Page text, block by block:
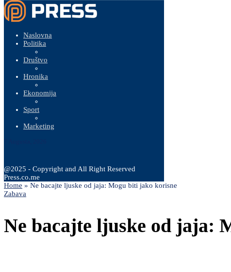
Naslovna
Politika
Društvo
Hronika
Ekonomija
Sport
Marketing
@2025 - Copyright and All Right Reserved
Press.co.me
Home » Ne bacajte ljuske od jaja: Mogu biti jako korisne
Zabava
Ne bacajte ljuske od jaja: